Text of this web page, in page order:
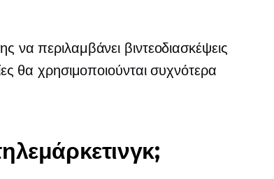
να περιλαμβάνει βιντεοδιασκέψεις
θα χρησιμοποιούνται συχνότερα